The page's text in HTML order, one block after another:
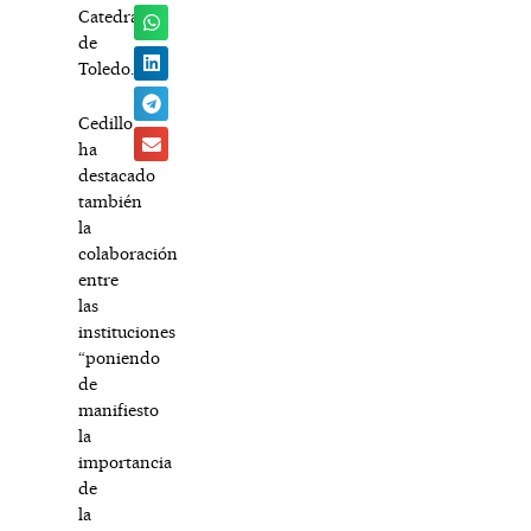
Catedral
de
Toledo.
Cedillo
ha
destacado
también
la
colaboración
entre
las
instituciones
“poniendo
de
manifiesto
la
importancia
de
la